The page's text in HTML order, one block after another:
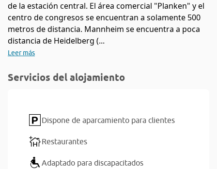
de la estación central. El área comercial "Planken" y el
centro de congresos se encuentran a solamente 500
metros de distancia. Mannheim se encuentra a poca
distancia de Heidelberg (...
Leer más
Servicios del alojamiento
Dispone de aparcamiento para clientes
Restaurantes
Adaptado para discapacitados